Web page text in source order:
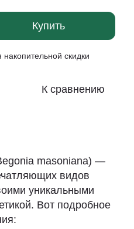
Купить
скидки
К сравнению
masoniana) —
видов
уникальными
Вот подробное